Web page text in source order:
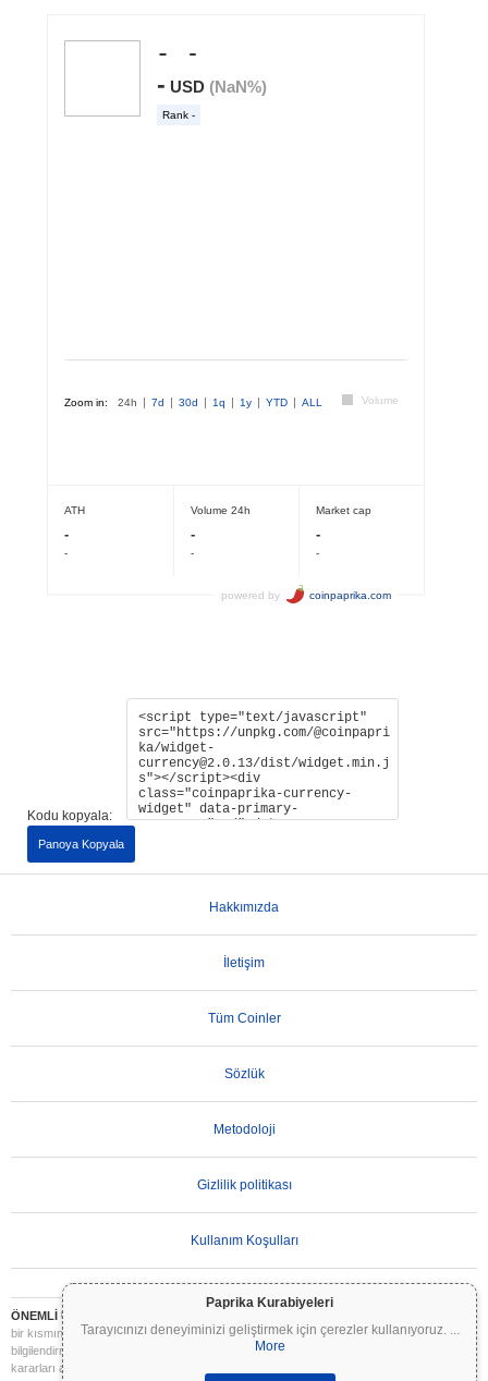
Paprika Kurabiyeleri
Tarayıcınızı deneyiminizi geliştirmek için çerezler kullanıyoruz. ...
More
Kodu kopyala:
Panoya Kopyala
Hakkımızda
İletişim
Tüm Coinler
Sözlük
Metodoloji
Gizlilik politikası
Kullanım Koşulları
ÖNEMLİ UYARI:
bir kısmını veya tamamını kaybedebilirsiniz. Coinpaprika üzerindeki tüm bilgiler yalnızca
bilgilendirme amaçlıdır ve finansal veya yatırım tavsiyesi niteliği taşımaz. Yatırım
kararları almadan önce daima kendi araştırmanızı yapın (DYOR) ve nitelikli bir finansal